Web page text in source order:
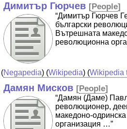
Димитър Гюрчев [People]
“Димитър Гюрчев
български
Вътрешната
революционна
(Negapedia) (Wikipedia) (Wikipedia
Дамян Мисков [People]
“Дамян (Даме)
революционер,
македоно-
организация …”